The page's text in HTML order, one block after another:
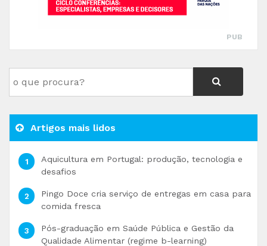
PUB
Artigos mais lidos
Aquicultura em Portugal: produção, tecnologia e
desafios
Pingo Doce cria serviço de entregas em casa para
comida fresca
Pós-graduação em Saúde Pública e Gestão da
Qualidade Alimentar (regime b-learning)